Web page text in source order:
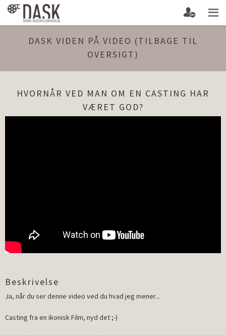
DASK VIDEN PÅ VIDEO (TILBAGE TIL
OVERSIGT)
HVORNÅR VED MAN OM EN CASTING HAR
VÆRET GOD?
Beskrivelse
Ja, når du ser denne video ved du hvad jeg mener...
Casting fra en ikonisk Film, nyd det ;-)